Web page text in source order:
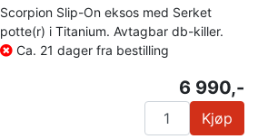
Scorpion Slip-On eksos med Serket
potte(r) i Titanium. Avtagbar db-killer.
Ca. 21 dager fra bestilling
6 990,-
Kjøp